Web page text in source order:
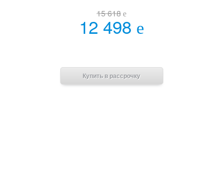
15 618 e
12 498 e
Купить в рассрочку